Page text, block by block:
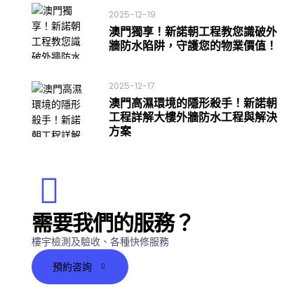
2025-12-19
澳門獨享！新諾朝工程教您識破外
牆防水陷阱，守護您的物業價值！
2025-12-17
澳門高濕環境的隱形殺手！新諾朝
工程詳解大樓外牆防水工程與解決
方案
需要我們的服務？
樓宇檢測及驗收、各種快修服務
預約咨詢